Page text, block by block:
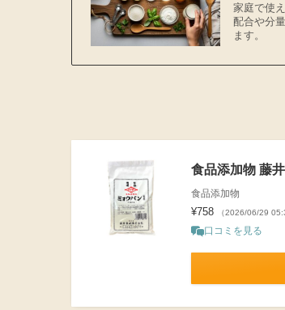
家庭で使
配合や分
ます。
食品添加物 藤
食品添加物
¥758 （2026/06/29
口コミを見る